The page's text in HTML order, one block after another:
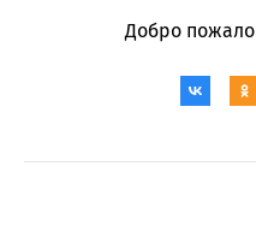
Добро